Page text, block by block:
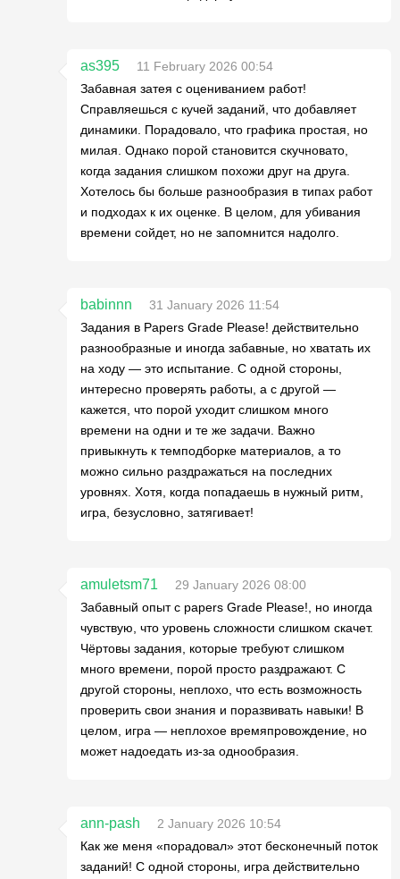
as395
11 February 2026 00:54
Забавная затея с оцениванием работ!
Справляешься с кучей заданий, что добавляет
динамики. Порадовало, что графика простая, но
милая. Однако порой становится скучновато,
когда задания слишком похожи друг на друга.
Хотелось бы больше разнообразия в типах работ
и подходах к их оценке. В целом, для убивания
времени сойдет, но не запомнится надолго.
babinnn
31 January 2026 11:54
Задания в Papers Grade Please! действительно
разнообразные и иногда забавные, но хватать их
на ходу — это испытание. С одной стороны,
интересно проверять работы, а с другой —
кажется, что порой уходит слишком много
времени на одни и те же задачи. Важно
привыкнуть к темподборке материалов, а то
можно сильно раздражаться на последних
уровнях. Хотя, когда попадаешь в нужный ритм,
игра, безусловно, затягивает!
amuletsm71
29 January 2026 08:00
Забавный опыт с papers Grade Please!, но иногда
чувствую, что уровень сложности слишком скачет.
Чёртовы задания, которые требуют слишком
много времени, порой просто раздражают. С
другой стороны, неплохо, что есть возможность
проверить свои знания и поразвивать навыки! В
целом, игра — неплохое времяпровождение, но
может надоедать из-за однообразия.
ann-pash
2 January 2026 10:54
Как же меня «порадовал» этот бесконечный поток
заданий! С одной стороны, игра действительно